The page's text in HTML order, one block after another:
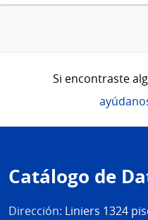
Si encontraste
de
página
Catálogo de
Dirección: Liniers 1324